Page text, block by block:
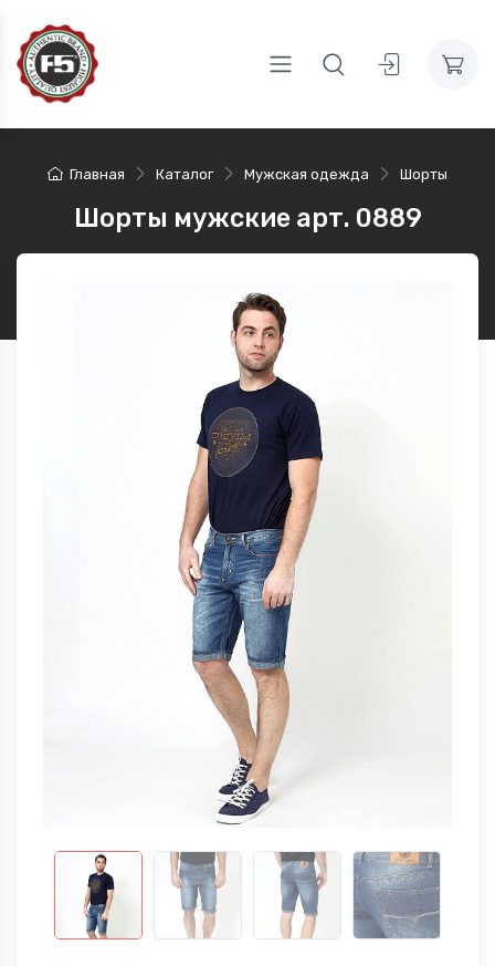
Главная Каталог Мужская одежда Шорты
Шорты мужские арт. 0889